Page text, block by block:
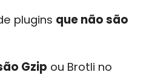
plugins que não são
Gzip ou Brotli no